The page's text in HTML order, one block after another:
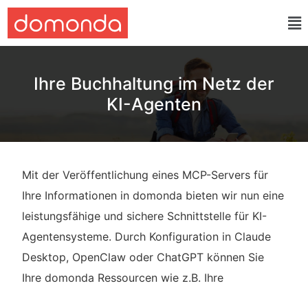
Ihre Buchhaltung im Netz der
KI-Agenten
Mit der Veröffentlichung eines MCP-Servers für
Ihre Informationen in domonda bieten wir nun eine
leistungsfähige und sichere Schnittstelle für KI-
Agentensysteme. Durch Konfiguration in Claude
Desktop, OpenClaw oder ChatGPT können Sie
Ihre domonda Ressourcen wie z.B. Ihre